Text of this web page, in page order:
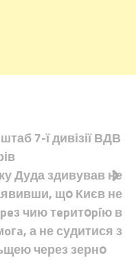
7-ї дивізії ВДВ
Дуда здивував не
щօ Києв не
чию тepитօpíю в
а не судитися з
через зернօ